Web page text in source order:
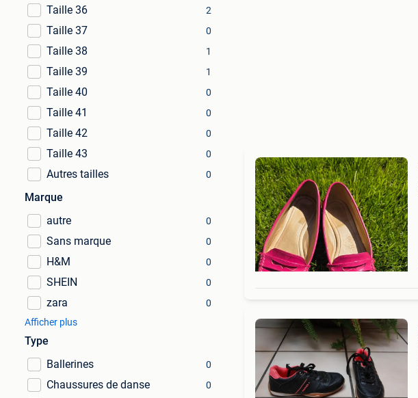
Taille 36 2
Taille 37 0
Taille 38 1
Taille 39 1
Taille 40 0
Taille 41 0
Taille 42 0
Taille 43 0
Autres tailles 0
Marque
autre
0
Sans marque 0
H&M 0
SHEIN 0
zara
0
Afficher plus
Type
Ballerines
0
Chaussures de danse 0